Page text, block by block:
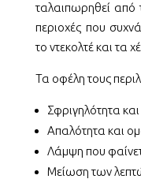
ταλαιπωρηθεί από
περιοχές που
το ντεκολτέ και τα
Τα οφέλη τους
Σφριγηλότητα
Απαλότητα και
Λάμψη που
Μείωση των